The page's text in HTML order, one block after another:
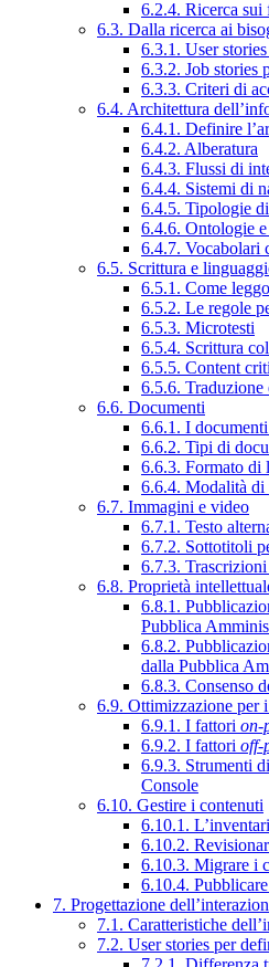
6.2.4. Ricerca sui
6.3. Dalla ricerca ai
6.3.1. User
6.3.2. Job stories
6.3.3. Criteri di
6.4. Architettura
6.4.1. Definire
6.4.2. Alberatura
6.4.3. Flussi di
6.4.4. Sistemi di
6.4.5. Tipologie
6.4.6. Ontologie e
6.4.7. Vocabolari
6.5. Scrittura e
6.5.1. Come
6.5.2. Le regole
6.5.3. Microtesti
6.5.4. Scrittura
6.5.5. Content
6.5.6. Traduzione
6.6. Documenti
6.6.1. I
6.6.2. Tipi di
6.6.3. Formato di
6.6.4. Modalità di
6.7. Immagini e video
6.7.1. Testo
6.7.2. Sottotitoli
6.7.3.
6.8. Proprietà
6.8.1.
Pubblica
6.8.2.
dalla Pubblica
6.8.3. Consenso
6.9. Ottimizzazione per
6.9.1. I fattori on-
6.9.2. I fattori off-
6.9.3. Strumenti
Console
6.10. Gestire i contenuti
6.10.1.
6.10.2.
6.10.3. Migrare i
6.10.4.
7. Progettazione
7.1. Caratteristiche
7.2. User stories per